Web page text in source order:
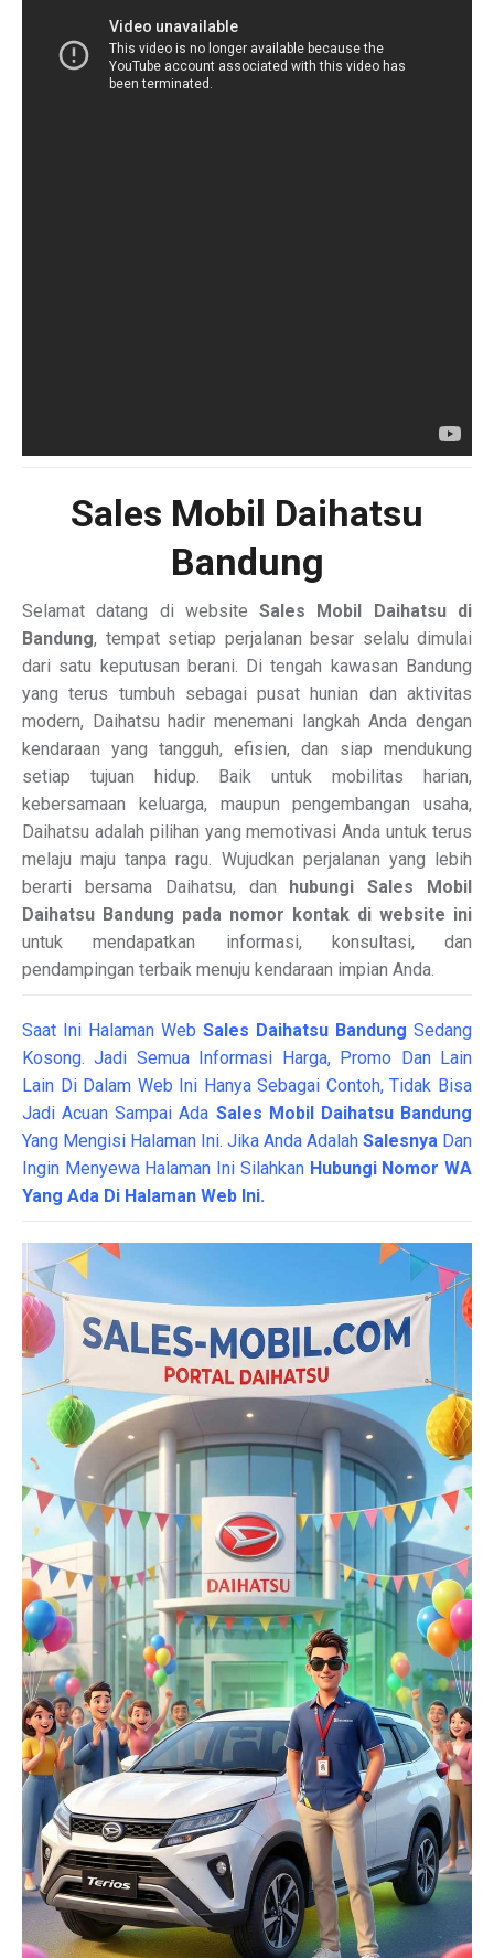
Sales Mobil Daihatsu
Bandung
Selamat datang di websiteSales Mobil Daihatsu di
Bandung, tempat setiap perjalanan besar selalu dimulai
dari satu keputusan berani. Di tengah kawasan Bandung
yang terus tumbuh sebagai pusat hunian dan aktivitas
modern, Daihatsu hadir menemani langkah Anda dengan
kendaraan yang tangguh, efisien, dan siap mendukung
setiap tujuan hidup. Baik untuk mobilitas harian,
kebersamaan keluarga, maupun pengembangan usaha,
Daihatsu adalah pilihan yang memotivasi Anda untuk terus
melaju maju tanpa ragu. Wujudkan perjalanan yang lebih
berarti bersama Daihatsu, dan
hubungi Sales Mobil
Daihatsu Bandung pada nomor kontak di website ini
untuk mendapatkan informasi, konsultasi, dan
pendampingan terbaik menuju kendaraan impian Anda.
Saat Ini Halaman Web Sales Daihatsu Bandung Sedang
Kosong. Jadi Semua Informasi Harga, Promo Dan Lain
Lain Di Dalam Web Ini Hanya Sebagai Contoh, Tidak Bisa
Jadi Acuan Sampai Ada Sales Mobil Daihatsu Bandung
Yang Mengisi Halaman Ini. Jika Anda Adalah Salesnya Dan
Ingin Menyewa Halaman Ini Silahkan Hubungi Nomor WA
Yang Ada Di Halaman Web Ini.